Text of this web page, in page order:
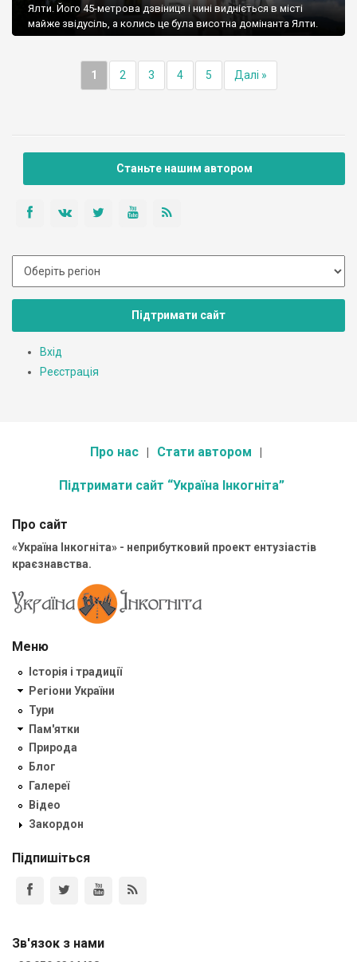
Ялти. Його 45-метрова дзвіниця і нині видніється в місті
майже звідусіль, а колись це була висотна домінанта Ялти.
1 2 3 4 5 Далі »
Станьте нашим автором
Підтримати сайт
Вхід
Реєстрація
Про нас Стати автором
Підтримати сайт “Україна Інкогніта”
Про сайт
«Україна Інкогніта» - неприбутковий проект ентузіастів
краєзнавства.
Меню
Історія і традиції
Регіони України
Тури
Пам'ятки
Природа
Блог
Галереї
Відео
Закордон
Підпишіться
Зв'язок з нами